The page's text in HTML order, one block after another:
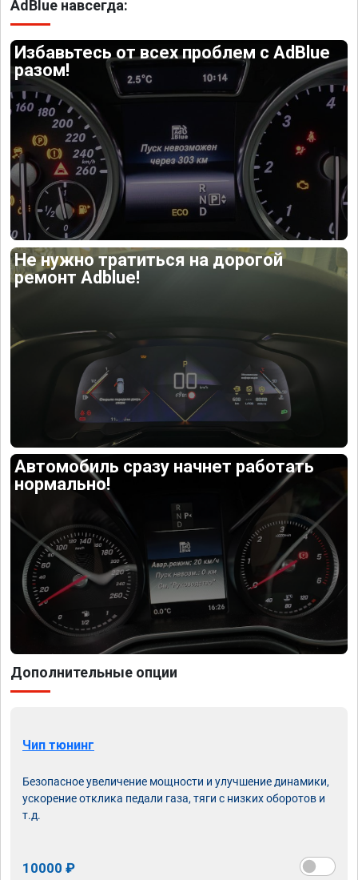
AdBlue навсегда:
Избавьтесь от всех проблем с AdBlue
разом!
Не нужно тратиться на дорогой
ремонт Adblue!
Автомобиль сразу начнет работать
нормально!
Дополнительные опции
Чип тюнинг
Безопасное увеличение мощности и улучшение динамики,
ускорение отклика педали газа, тяги с низких оборотов и
т.д.
10000 ₽